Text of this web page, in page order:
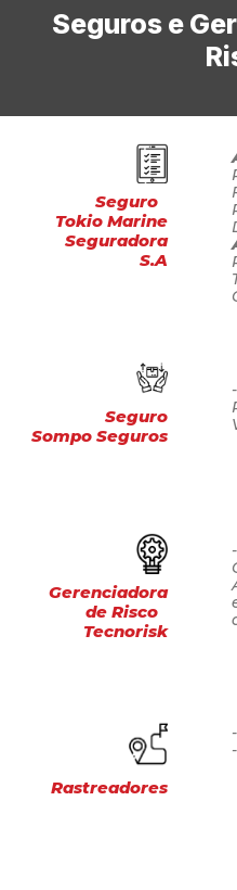
Seguros e
Seguro
Tokio Marine
Seguradora
S.A
Seguro
Sompo Seguros
Gerenciadora
de Risco
Tecnorisk
Rastreadores